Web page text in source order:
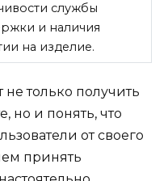
службы
и наличия
на изделие.
не только получить
но и понять, что
от своего
принять